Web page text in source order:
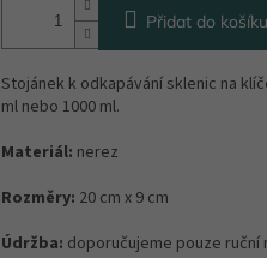
Přidat do košíku
Stojánek k odkapávání sklenic na
ml nebo 1000 ml.
Materiál: nerez
Rozměry: 20 cm x 9 cm
Údržba: doporučujeme pouze ruční